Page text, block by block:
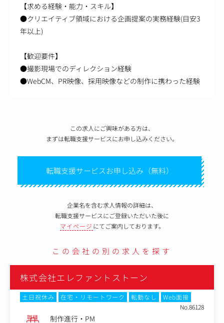
【求める経験・能力・スキル】
●クリエイティブ領域における企画提案の実務経験(目安3
年以上)
【歓迎要件】
●撮影現場でのディレクション経験
●WebCM、PR映像、採用映像などの制作に携わった経験
この求人にご興味がある方は、
まずは転職支援サービスにお申し込みください。
転職支援サービスお申し込み（無料）
企業名を含む求人情報の詳細は、
転職支援サービスにご登録いただいた後に
マイページ にてご案内しております。
この会社の別の求人を探す
会社エレファントストーン
在宅・リモートワーク 転勤なし
Web面接
制作進行・PM